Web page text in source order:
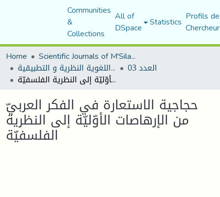
Communities
&
Collections
All of
DSpace Statistics Profils
Home
Scientific Journals of M'Sila University
مجلة المقرى للدراسات اللغوية النظرية و التطبيقية العدد 03
حجاجية الاستعارة في الفكر العربيّ من الإرهاصات الأوّليّة إلى النظرية الفلسفيّة
حجاجية الاستعارة في الفكر العربيّ
من الإرهاصات الأوّليّة إلى النظرية
الفلسفيّة